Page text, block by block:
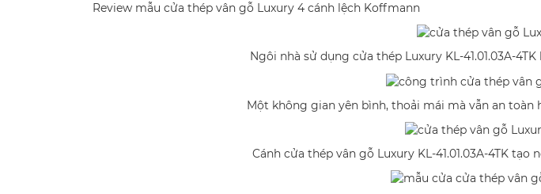
Review mẫu cửa thép vân gỗ Luxury 4 cánh lệch Koffmann
Ngôi nhà sử dụng cửa thép Luxury KL-41.01.03A-
Một không gian yên bình, thoải mái mà vẫn an toàn
Cánh cửa thép vân gỗ Luxury KL-41.01.03A-4TK